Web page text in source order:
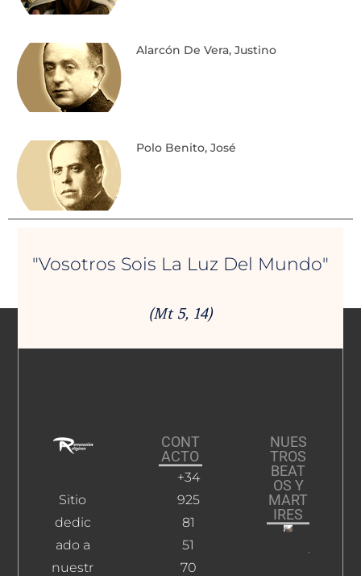
Alarcón De Vera, Justino
Polo Benito, José
"Vosotros Sois La Luz Del Mundo"
(Mt 5, 14)
Sitio
dedic
ado a
nuestr
CONT
ACTO
+34
925
81
51
70
NUES
TROS
BEAT
OS Y
MART
IRES
Jiménez